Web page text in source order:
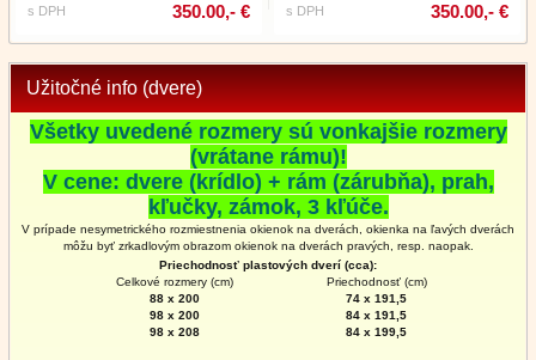
s DPH 350.00,- € s DPH 350.00,- €
Užitočné info (dvere)
Všetky uvedené rozmery sú vonkajšie rozmery
(vrátane rámu)!
V cene: dvere (krídlo) + rám (zárubňa), prah,
kľučky, zámok, 3 kľúče.
V prípade nesymetrického rozmiestnenia okienok na dverách, okienka na ľavých dverách
môžu byť zrkadlovým obrazom okienok na dverách pravých, resp. naopak.
Priechodnosť plastových dverí (cca):
Celkové rozmery (cm)
Priechodnosť (cm)
88 x 200
74 x 191,5
98 x 200
84 x 191,5
98 x 208
84 x 199,5